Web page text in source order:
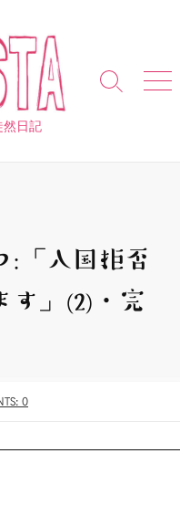
日記
検
メ
:「入国拒否
す」(2)・完
0